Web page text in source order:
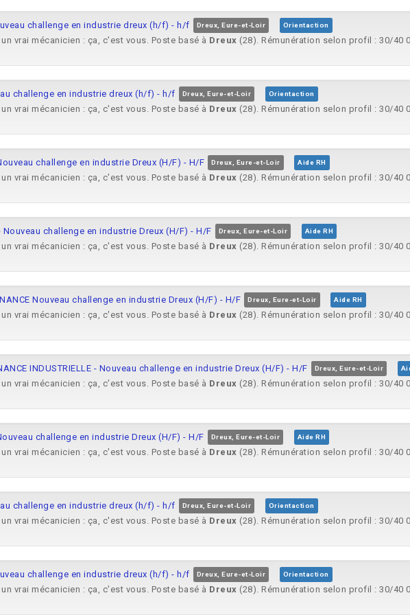
challenge en industrie dreux (h/f) - h/f Dreux, Eure-et-Loir Orientaction
vrai mécanicien : ça, c'est vous. Poste basé à Dreux (28). Rémunération selon profil : 30/40
challenge en industrie dreux (h/f) - h/f Dreux, Eure-et-Loir Orientaction
vrai mécanicien : ça, c'est vous. Poste basé à Dreux (28). Rémunération selon profil : 30/40
challenge en industrie Dreux (H/F) - H/F Dreux, Eure-et-Loir Aide RH
vrai mécanicien : ça, c'est vous. Poste basé à Dreux (28). Rémunération selon profil : 30/40
- Nouveau challenge en industrie Dreux (H/F) - H/F Dreux, Eure-et-Loir Aide RH
vrai mécanicien : ça, c'est vous. Poste basé à Dreux (28). Rémunération selon profil : 30/40
Nouveau challenge en industrie Dreux (H/F) - H/F Dreux, Eure-et-Loir Aide RH
vrai mécanicien : ça, c'est vous. Poste basé à Dreux (28). Rémunération selon profil : 30/40
INDUSTRIELLE - Nouveau challenge en industrie Dreux (H/F) - H/F Dreux, Eure-et-Loir
vrai mécanicien : ça, c'est vous. Poste basé à Dreux (28). Rémunération selon profil : 30/40
challenge en industrie Dreux (H/F) - H/F Dreux, Eure-et-Loir Aide RH
vrai mécanicien : ça, c'est vous. Poste basé à Dreux (28). Rémunération selon profil : 30/40
challenge en industrie dreux (h/f) - h/f Dreux, Eure-et-Loir Orientaction
vrai mécanicien : ça, c'est vous. Poste basé à Dreux (28). Rémunération selon profil : 30/40
challenge en industrie dreux (h/f) - h/f Dreux, Eure-et-Loir Orientaction
vrai mécanicien : ça, c'est vous. Poste basé à Dreux (28). Rémunération selon profil : 30/40